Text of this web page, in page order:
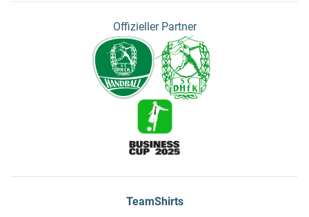
Offizieller Partner
TeamShirts